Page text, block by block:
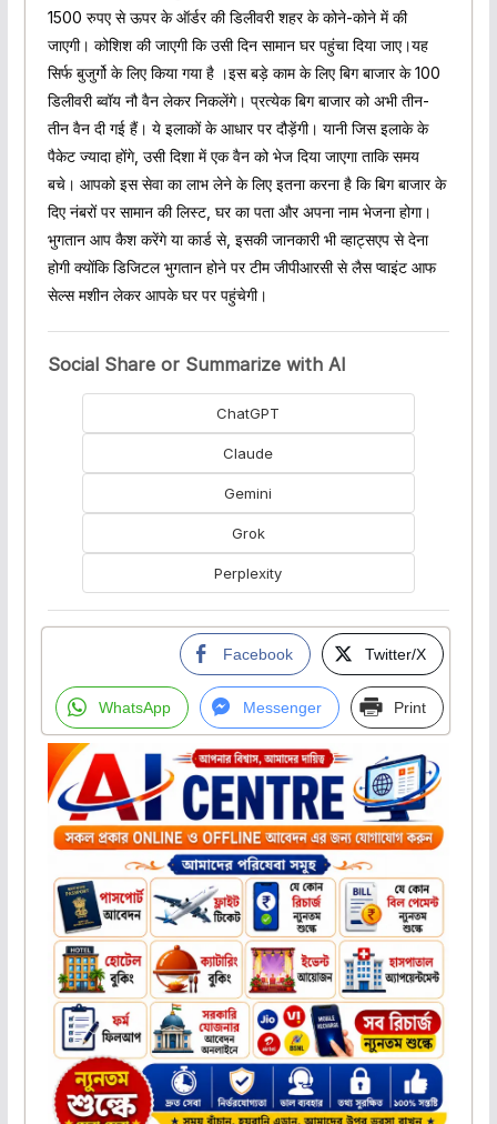
1500 रुपए से ऊपर के ऑर्डर की डिलीवरी शहर के कोने-कोने में की
जाएगी। कोशिश की जाएगी कि उसी दिन सामान घर पहुंचा दिया जाए।यह
सिर्फ बुजुर्गो के लिए किया गया है ।इस बड़े काम के लिए बिग बाजार के 100
डिलीवरी ब्वॉय नौ वैन लेकर निकलेंगे। प्रत्येक बिग बाजार को अभी तीन-
तीन वैन दी गई हैं। ये इलाकों के आधार पर दौड़ेंगी। यानी जिस इलाके के
पैकेट ज्यादा होंगे, उसी दिशा में एक वैन को भेज दिया जाएगा ताकि समय
बचे। आपको इस सेवा का लाभ लेने के लिए इतना करना है कि बिग बाजार के
दिए नंबरों पर सामान की लिस्ट, घर का पता और अपना नाम भेजना होगा।
भुगतान आप कैश करेंगे या कार्ड से, इसकी जानकारी भी व्हाट्सएप से देना
होगी क्योंकि डिजिटल भुगतान होने पर टीम जीपीआरसी से लैस प्वाइंट आफ
सेल्स मशीन लेकर आपके घर पर पहुंचेगी।
Social Share or Summarize with AI
ChatGPT
Claude
Gemini
Grok
Perplexity
Facebook Twitter/X
WhatsApp Messenger Print